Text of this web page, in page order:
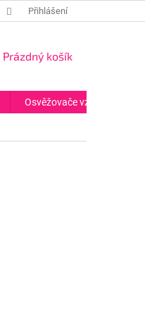
Přihlášení
NÁKUPNÍ
Prázdný košík
Osvěžovače vzduchu